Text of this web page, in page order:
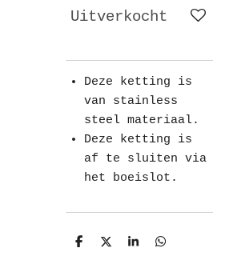
Uitverkocht
Deze ketting is
van stainless
steel materiaal.
Deze ketting is
af te sluiten via
het boeislot.
D
D
S
D